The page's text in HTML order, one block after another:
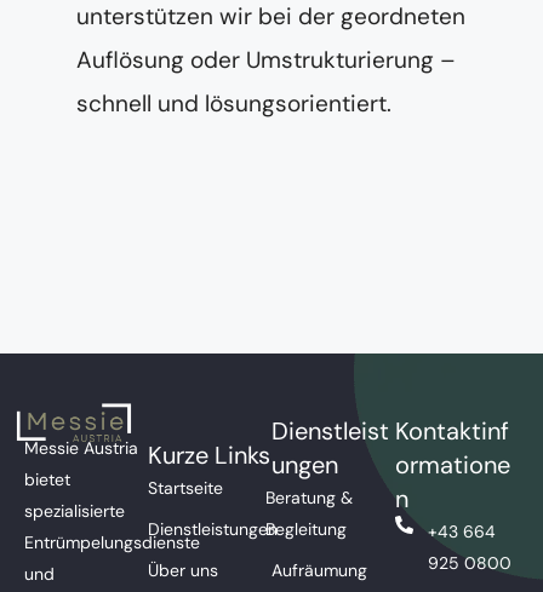
unterstützen wir bei der geordneten
Auflösung oder Umstrukturierung –
schnell und lösungsorientiert.
Messie Austria
bietet
spezialisierte
Entrümpelungsdienste
und
Kurze Links
Startseite
Dienstleistungen
Über uns
Dienstleist
ungen
Beratung &
Begleitung
Aufräumung
Kontaktinf
ormatione
n
+43 664
925 0800